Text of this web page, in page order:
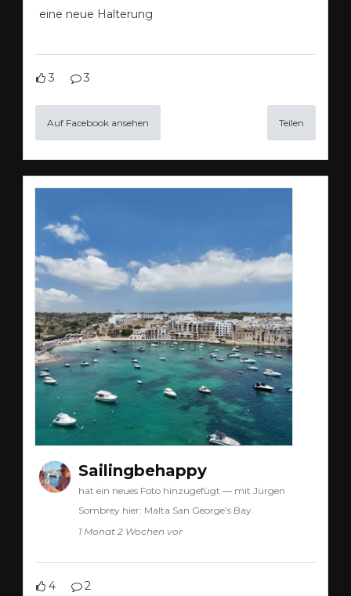
eine neue Halterung
3 3
Auf Facebook ansehen Teilen
Sailingbehappy
hat ein neues Foto hinzugefügt — mit Jürgen
Sombrey hier: Malta San George’s Bay.
1 Monat 2 Wochen vor
4 2